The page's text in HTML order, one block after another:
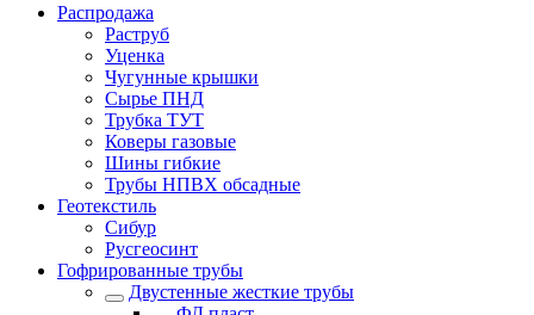
Распродажа
Раструб
Уценка
Чугунные крышки
Сырье ПНД
Трубка ТУТ
Коверы газовые
Шины гибкие
Трубы НПВХ обсадные
Геотекстиль
Сибур
Русгеосинт
Гофрированные трубы
Двустенные жесткие трубы